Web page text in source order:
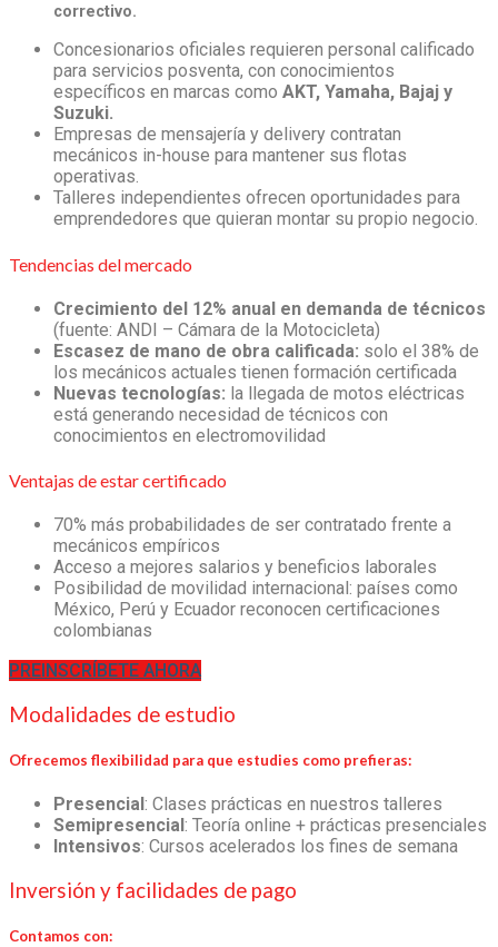
correctivo.
Concesionarios oficiales requieren personal calificado
para servicios posventa, con conocimientos
específicos en marcas como AKT, Yamaha, Bajaj y
Suzuki.
Empresas de mensajería y delivery contratan
mecánicos in-house para mantener sus flotas
operativas.
Talleres independientes ofrecen oportunidades para
emprendedores que quieran montar su propio negocio.
Tendencias del mercado
Crecimiento del 12% anual en demanda de técnicos
(fuente: ANDI – Cámara de la Motocicleta)
Escasez de mano de obra calificada: solo el 38% de
los mecánicos actuales tienen formación certificada
Nuevas tecnologías: la llegada de motos eléctricas
está generando necesidad de técnicos con
conocimientos en electromovilidad
Ventajas de estar certificado
70% más probabilidades de ser contratado frente a
mecánicos empíricos
Acceso a mejores salarios y beneficios laborales
Posibilidad de movilidad internacional: países como
México, Perú y Ecuador reconocen certificaciones
colombianas
PREINSCRÍBETE AHORA
Modalidades de estudio
Ofrecemos flexibilidad para que estudies como prefieras:
Presencial : Clases prácticas en nuestros talleres
Semipresencial : Teoría online + prácticas presenciales
Intensivos: Cursos acelerados los fines de semana
Inversión y facilidades de pago
Contamos con: